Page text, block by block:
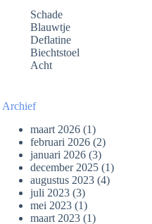
Schade
Blauwtje
Deflatine
Biechtstoel
Acht
Archief
maart 2026 (1)
februari 2026 (2)
januari 2026 (3)
december 2025 (1)
augustus 2023 (4)
juli 2023 (3)
mei 2023 (1)
maart 2023 (1)